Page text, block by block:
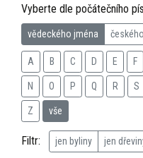
Vyberte dle počátečního
vědeckého jména
A B C D E F
N O P Q R S
Z vše
Filtr: jen byliny jen